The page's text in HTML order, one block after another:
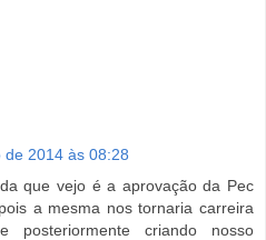
de 2014 às 08:28
que vejo é a aprovação da Pec
a mesma nos tornaria carreira
posteriormente criando nosso